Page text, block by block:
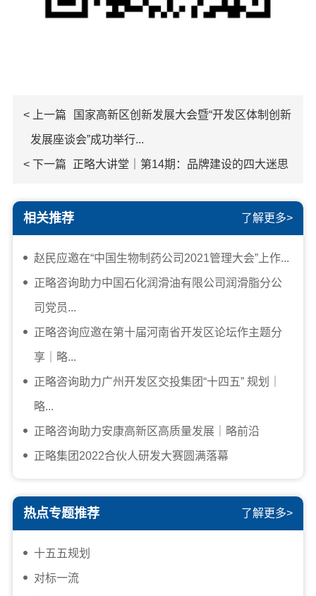
< 上一篇 国家高新区创新发展大会暨“开发区体制创新
发展座谈会”成功举行...
< 下一篇 正略大讲堂｜第14期：品牌建设的四大迷思
相关推荐 了解更多>
赵民应邀在“中国生物制药公司2021管理大会”上作...
正略咨询助力中国石化润滑油有限公司润滑脂分公
司党员...
正略咨询应邀在第十届河南省开发区论坛作主题分
享｜略...
正略咨询助力广州开发区交投集团“十四五” 规划｜
略...
正略咨询助力安康高新区高质量发展｜略前沿
正略集团2022合伙人研发大赛圆满落幕
热点专题推荐 了解更多>
十五五规划
对标一流